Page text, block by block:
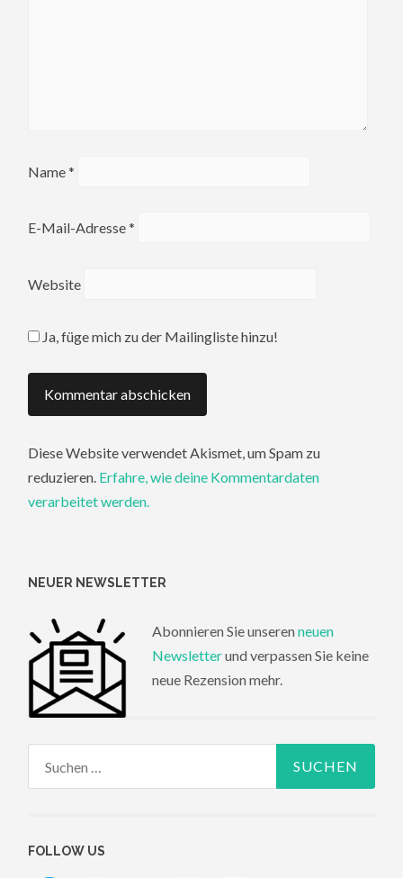
Name*
E-Mail-Adresse*
Website
Ja, füge mich zu der Mailingliste hinzu!
Diese Website verwendet Akismet, um Spam zu
reduzieren. Erfahre, wie deine Kommentardaten
verarbeitet werden.
NEUER NEWSLETTER
Abonnieren Sie unseren neuen
Newsletterund verpassen Sie keine
neue Rezension mehr.
FOLLOW US